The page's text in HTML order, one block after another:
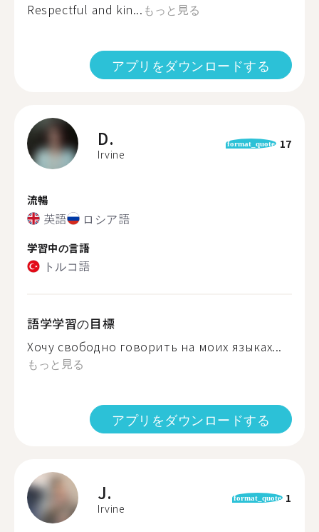
Respectful and kin... もっと見る
アプリをダウンロードする
D.
Irvine
format_quote 17
流暢
英語 ロシア語
学習中の言語
トルコ語
語学学習の目標
Хочу свободно говорить на моих языках...
もっと見る
アプリをダウンロードする
J.
Irvine
format_quote 1